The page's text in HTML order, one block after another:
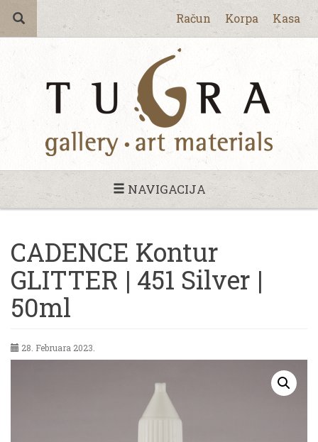
Račun Korpa Kasa
NAVIGACIJA
CADENCE Kontur
GLITTER | 451 Silver |
50ml
28. Februara 2023.